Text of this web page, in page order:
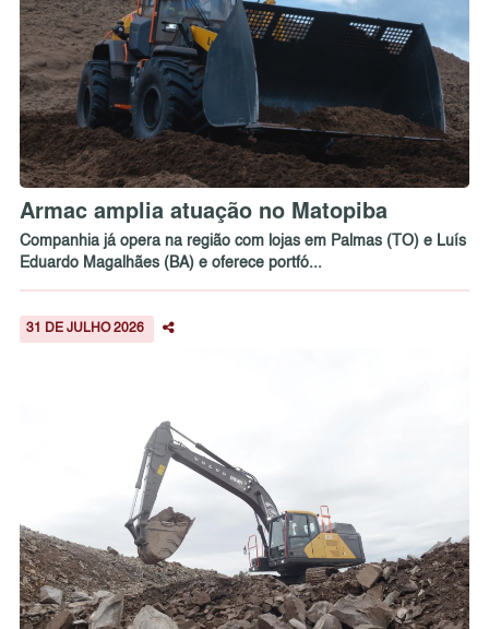
Armac amplia atuação no Matopiba
Companhia já opera na região com lojas em Palmas (TO) e Luís
Eduardo Magalhães (BA) e oferece portfó...
31 DE JULHO 2026